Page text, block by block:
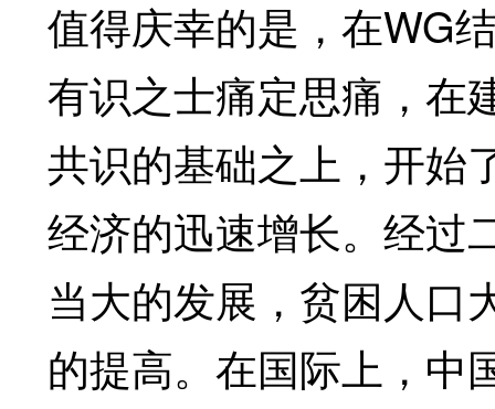
值得庆幸的是，在WG
有识之士痛定思痛，在
共识的基础之上，开始
经济的迅速增长。经过
当大的发展，贫困人口
的提高。在国际上，中